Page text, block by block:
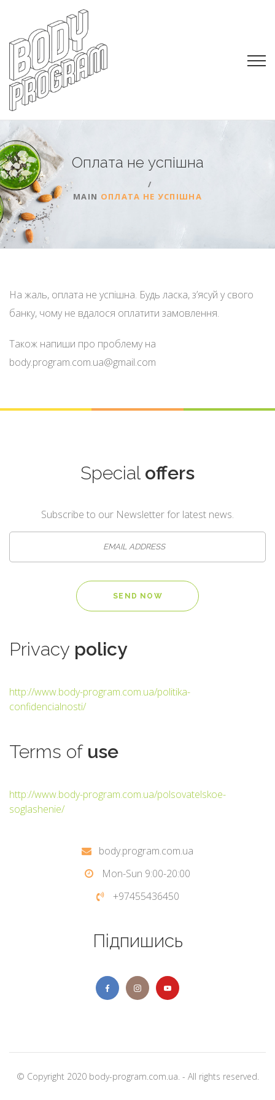
Оплата не успішна
MAIN ОПЛАТА НЕ УСПІШНА
На жаль, оплата не успішна. Будь ласка, зʼясуй у свого
банку, чому не вдалося оплатити замовлення.
Також напиши про проблему на
body.program.com.ua@gmail.com
Special offers
Subscribe to our Newsletter for latest news.
Privacy policy
http://www.body-program.com.ua/politika-
confidencialnosti/
Terms of use
http://www.body-program.com.ua/polsovatelskoe-
soglashenie/
body.program.com.ua
Mon-Sun 9:00-20:00
+97455436450
Підпишись
© Copyright 2020 body-program.com.ua. - All rights reserved.